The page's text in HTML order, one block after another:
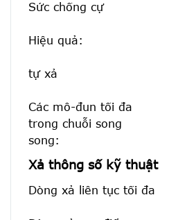
Sức chống cự
Hiệu quả:
tự xả
Các mô-đun tối đa
trong chuỗi song
song:
Xả thông số kỹ thuật
Dòng xả liên tục tối đa